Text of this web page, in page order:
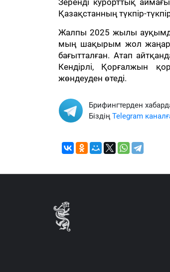
Зеренді курорттық
Қазақстанның түкпір-
Жалпы 2025 жылы
мың шақырым жол
бағытталған. Атап
Кендірлі, Қорғалжын
жөндеуден өтеді.
Брифингтерден
Біздің Telegram